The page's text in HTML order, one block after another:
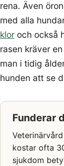
rena. Även
med alla
klor och också
rasen kräver
man i tidig
hunden att se
Funderar
kostar ofta
sjukdom